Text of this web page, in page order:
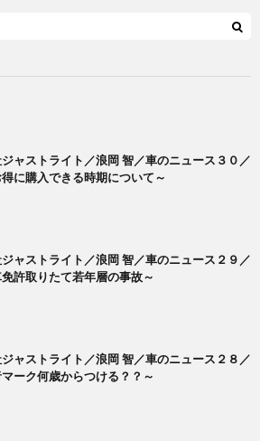
ャストライト／浪岡 智／車のニュース３０／
に購入できる時期について～
ャストライト／浪岡 智／車のニュース２９／
許取りたて若年層の事故～
ャストライト／浪岡 智／車のニュース２８／
ーク何歳からつける？？～